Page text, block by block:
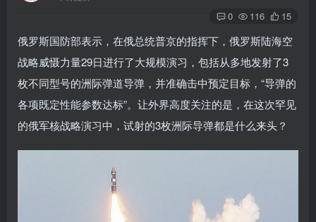
0 116 15
俄罗斯国防部表示，在俄总统普京的指挥下，俄罗斯陆海空
战略威慑力量29日进行了大规模演习，包括从多地发射了3
枚不同型号的洲际弹道导弹，并准确击中预定目标，“导弹的
各项既定性能参数达标”。让外界高度关注的是，在这次罕见
的俄军核战略演习中，试射的3枚洲际导弹都是什么来头？